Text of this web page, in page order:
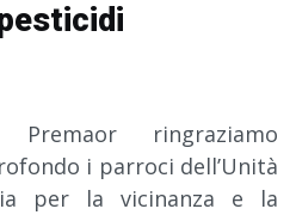
ringraziamo
i parroci dell’Unità
per la vicinanza e la